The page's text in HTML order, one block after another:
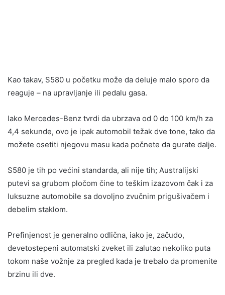
Kao takav, S580 u početku može da deluje malo sporo da
reaguje – na upravljanje ili pedalu gasa.
Iako Mercedes-Benz tvrdi da ubrzava od 0 do 100 km/h za
4,4 sekunde, ovo je ipak automobil težak dve tone, tako da
možete osetiti njegovu masu kada počnete da gurate dalje.
S580 je tih po većini standarda, ali nije tih; Australijski
putevi sa grubom pločom čine to teškim izazovom čak i za
luksuzne automobile sa dovoljno zvučnim prigušivačem i
debelim staklom.
Prefinjenost je generalno odlična, iako je, začudo,
devetostepeni automatski zveket ili zalutao nekoliko puta
tokom naše vožnje za pregled kada je trebalo da promenite
brzinu ili dve.